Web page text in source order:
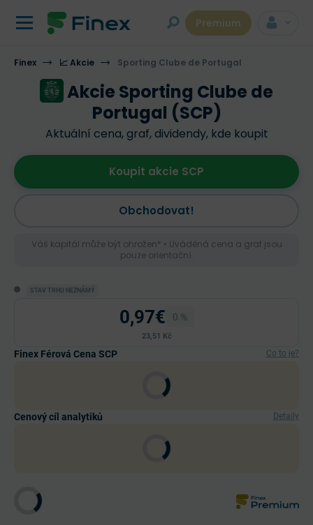
Premium
Finex 📈 Akcie Sporting Clube de Portugal
Akcie Sporting Clube de
Portugal (SCP)
Aktuální cena, graf, dividendy, kde koupit
Obchodovat!
Koupit akcie SCP
Váš kapitál může být ohrožen* • Uváděná cena a graf jsou
pouze orientační.
STAV TRHU NEZNÁMÝ
0,97€ 0 %
23,51 Kč
Finex Férová Cena SCP Co to je?
Cenový cíl analytiků Detaily